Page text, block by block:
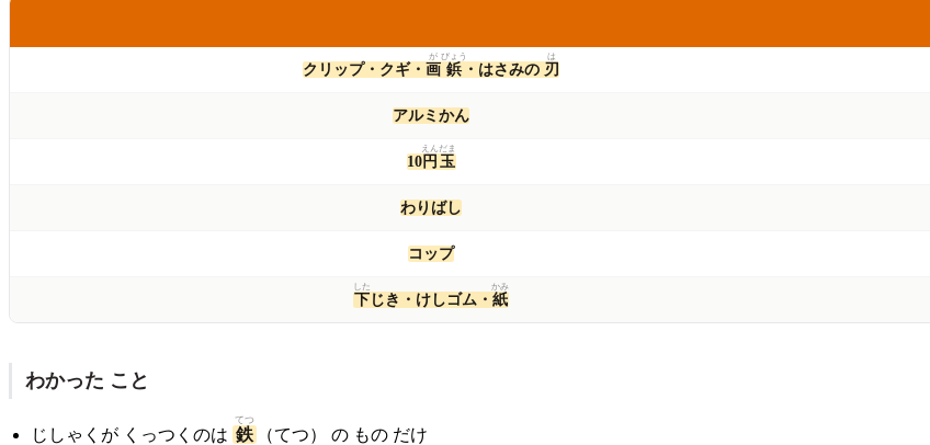
クリップ・クギ・ 画
が
鋲
びょう
・はさみの 刃
は
アルミかん
10円
えん
玉
だま
わりばし
コップ
下
した
じき・けしゴム・ 紙
かみ
わかった こと
じしゃくが くっつくのは 鉄
てつ
（てつ） の もの だけ